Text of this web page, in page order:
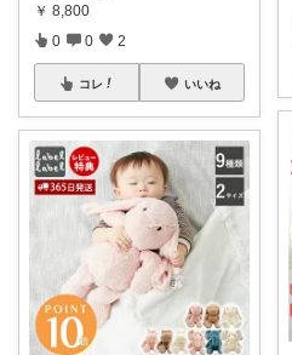
￥ 8,800
0 0 2
コレ いいね